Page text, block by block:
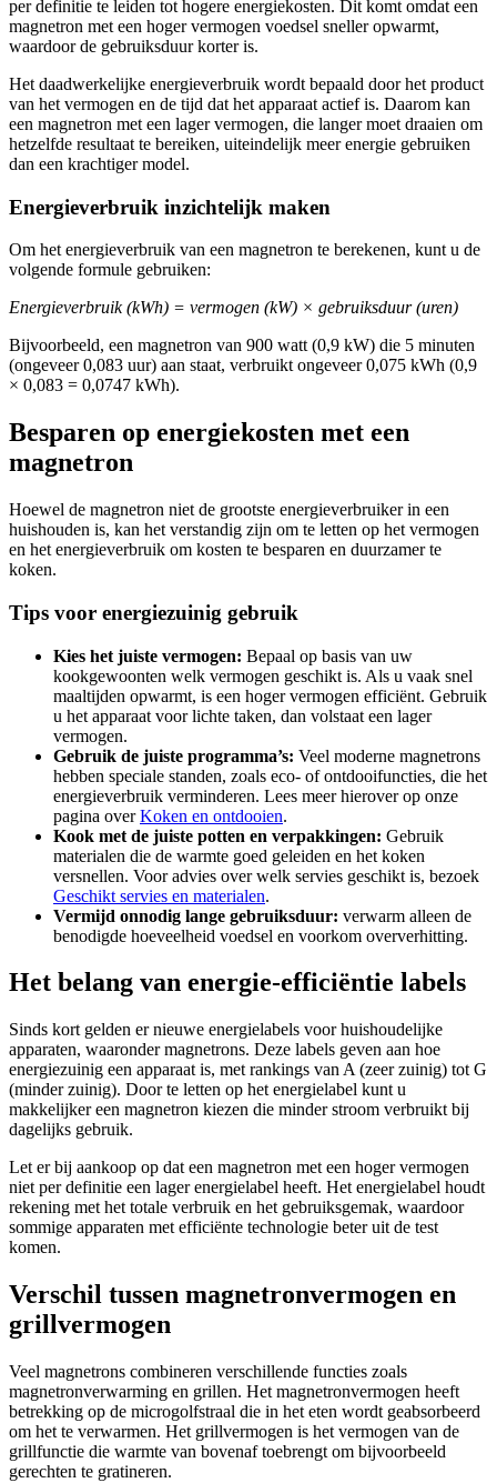
per definitie te leiden tot hogere energiekosten. Dit komt omdat een
magnetron met een hoger vermogen voedsel sneller opwarmt,
waardoor de gebruiksduur korter is.
Het daadwerkelijke energieverbruik wordt bepaald door het product
van het vermogen en de tijd dat het apparaat actief is. Daarom kan
een magnetron met een lager vermogen, die langer moet draaien om
hetzelfde resultaat te bereiken, uiteindelijk meer energie gebruiken
dan een krachtiger model.
Energieverbruik inzichtelijk maken
Om het energieverbruik van een magnetron te berekenen, kunt u de
volgende formule gebruiken:
Energieverbruik (kWh) = vermogen (kW) × gebruiksduur (uren)
Bijvoorbeeld, een magnetron van 900 watt (0,9 kW) die 5 minuten
(ongeveer 0,083 uur) aan staat, verbruikt ongeveer 0,075 kWh (0,9
× 0,083 = 0,0747 kWh).
Besparen op energiekosten met een
magnetron
Hoewel de magnetron niet de grootste energieverbruiker in een
huishouden is, kan het verstandig zijn om te letten op het vermogen
en het energieverbruik om kosten te besparen en duurzamer te
koken.
Tips voor energiezuinig gebruik
Kies het juiste vermogen: Bepaal op basis van uw
kookgewoonten welk vermogen geschikt is. Als u vaak snel
maaltijden opwarmt, is een hoger vermogen efficiënt. Gebruik
u het apparaat voor lichte taken, dan volstaat een lager
vermogen.
Gebruik de juiste programma’s: Veel moderne magnetrons
hebben speciale standen, zoals eco- of ontdooifuncties, die het
energieverbruik verminderen. Lees meer hierover op onze
pagina overKoken en ontdooien.
Kook met de juiste potten en verpakkingen: Gebruik
materialen die de warmte goed geleiden en het koken
versnellen. Voor advies over welk servies geschikt is, bezoek
Geschikt servies en materialen.
Vermijd onnodig lange gebruiksduur: verwarm alleen de
benodigde hoeveelheid voedsel en voorkom oververhitting.
Het belang van energie-efficiëntie labels
Sinds kort gelden er nieuwe energielabels voor huishoudelijke
apparaten, waaronder magnetrons. Deze labels geven aan hoe
energiezuinig een apparaat is, met rankings van A (zeer zuinig) tot G
(minder zuinig). Door te letten op het energielabel kunt u
makkelijker een magnetron kiezen die minder stroom verbruikt bij
dagelijks gebruik.
Let er bij aankoop op dat een magnetron met een hoger vermogen
niet per definitie een lager energielabel heeft. Het energielabel houdt
rekening met het totale verbruik en het gebruiksgemak, waardoor
sommige apparaten met efficiënte technologie beter uit de test
komen.
Verschil tussen magnetronvermogen en
grillvermogen
Veel magnetrons combineren verschillende functies zoals
magnetronverwarming en grillen. Het magnetronvermogen heeft
betrekking op de microgolfstraal die in het eten wordt geabsorbeerd
om het te verwarmen. Het grillvermogen is het vermogen van de
grillfunctie die warmte van bovenaf toebrengt om bijvoorbeeld
gerechten te gratineren.